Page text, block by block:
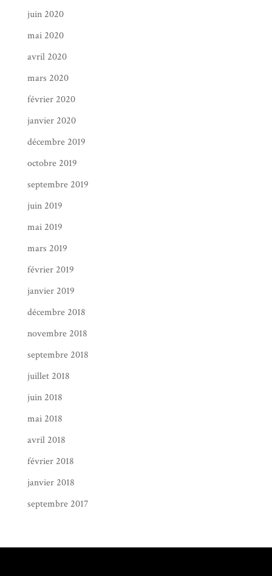
juin 2020
mai 2020
avril 2020
mars 2020
février 2020
janvier 2020
décembre 2019
octobre 2019
septembre 2019
juin 2019
mai 2019
mars 2019
février 2019
janvier 2019
décembre 2018
novembre 2018
septembre 2018
juillet 2018
juin 2018
mai 2018
avril 2018
février 2018
janvier 2018
septembre 2017